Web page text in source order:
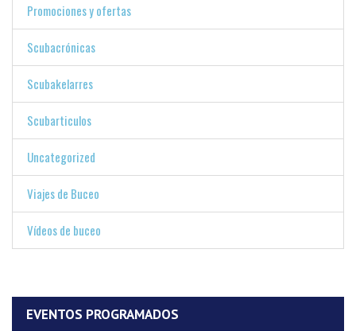
Promociones y ofertas
Scubacrónicas
Scubakelarres
Scubarticulos
Uncategorized
Viajes de Buceo
Vídeos de buceo
EVENTOS PROGRAMADOS